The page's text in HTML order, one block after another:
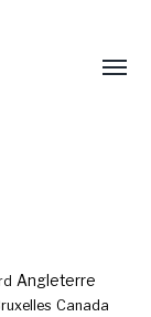
Angleterre
Canada